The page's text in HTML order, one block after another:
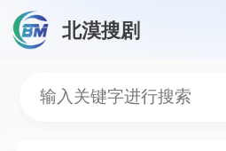
北漠搜剧
替嫁乡野，